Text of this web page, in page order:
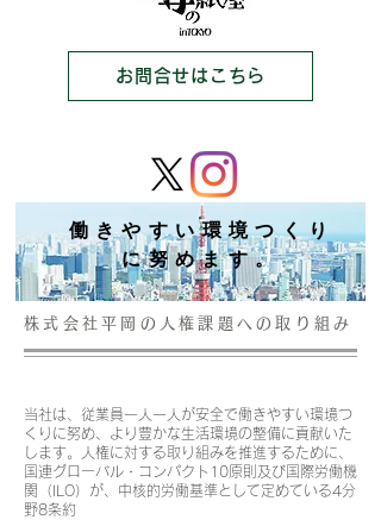
お問合せはこちら
働きやすい環境つくり
に努めます。
株式会社平岡の人権課題への取り組み
当社は、従業員一人一人が安全で働きやすい環境つ
くりに努め、より豊かな生活環境の整備に貢献いた
します。人権に対する取り組みを推進するために、
国連グローバル・コンパクト10原則及び国際労働機
関（ILO）が、中核的労働基準として定めている4分
野8条約